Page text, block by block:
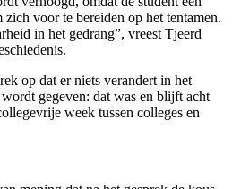
voor te bereiden op het tentamen.
in het gedrang”, vreest Tjeerd
op dat er niets verandert in het
gegeven: dat was en blijft acht
week tussen colleges en